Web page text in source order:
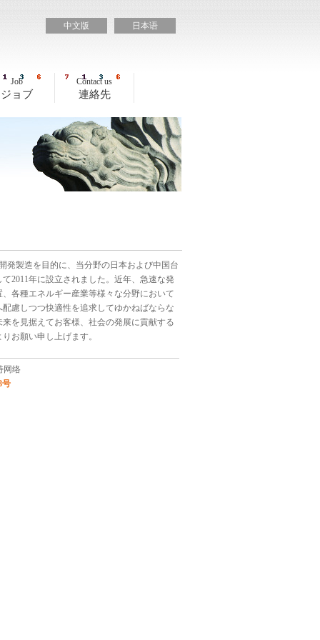
中文版 日本语
Job
ジョブ
Contact us
連絡先
製造を目的に、当分野の日本および中国台
2011年に設立されました。近年、急速な発
各種エネルギー産業等様々な分野において
慮しつつ快適性を追求してゆかねばならな
を見据えてお客様、社会の発展に貢献する
お願い申し上げます。
网络
号